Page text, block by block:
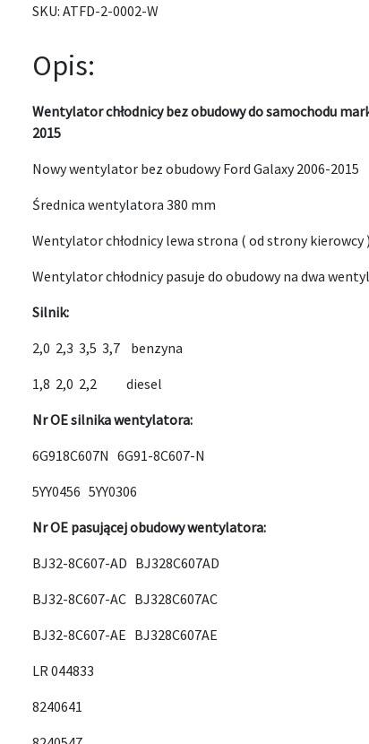
SKU:ATFD-2-0002-W
Opis:
Wentylator chłodnicy bez obudowy do samochodu
2015
Nowy wentylator bez obudowy Ford Galaxy 2006-2015
Średnica wentylatora 380 mm
Wentylator chłodnicy lewa strona ( od strony kierowcy )
Wentylator chłodnicy pasuje do obudowy na dwa
Silnik:
2,0 2,3 3,5 3,7 benzyna
1,8 2,0 2,2 diesel
Nr OE silnika wentylatora:
6G918C607N 6G91-8C607-N
5YY0456 5YY0306
Nr OE pasującej obudowy wentylatora:
BJ32-8C607-AD BJ328C607AD
BJ32-8C607-AC BJ328C607AC
BJ32-8C607-AE BJ328C607AE
LR 044833
8240641